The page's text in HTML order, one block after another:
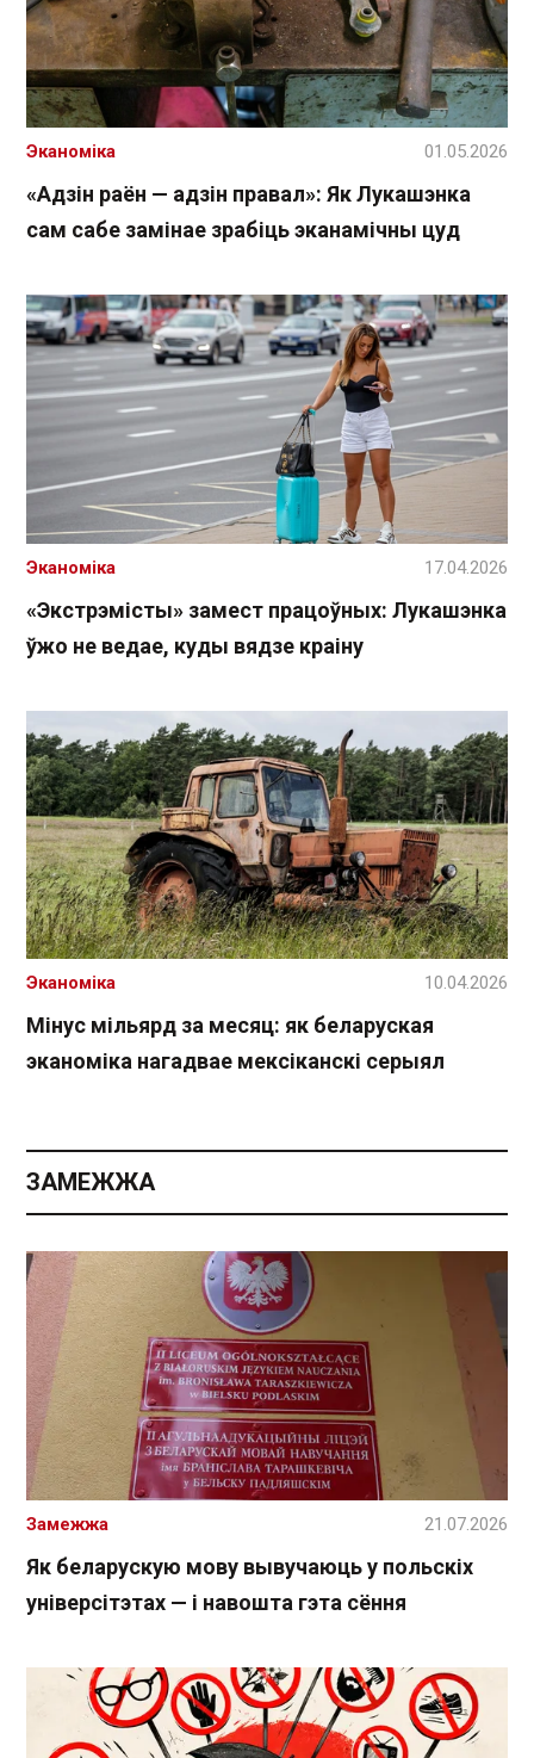
«Адзін раён — адзін правал»: Як Лукашэнка
сам сабе замінае зрабіць эканамічны цуд
Эканоміка 01.05.2026
«Экстрэмісты» замест працоўных: Лукашэнка
ўжо не ведае, куды вядзе краіну
Эканоміка 17.04.2026
Мінус мільярд за месяц: як беларуская
эканоміка нагадвае мексіканскі серыял
Эканоміка 10.04.2026
ЗАМЕЖЖА
Як беларускую мову вывучаюць у польскіх
універсітэтах — і навошта гэта сёння
Замежжа 21.07.2026